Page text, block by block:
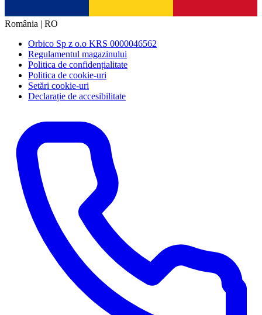
România | RO
Orbico Sp z o.o KRS 0000046562
Regulamentul magazinului
Politica de confidențialitate
Politica de cookie-uri
Setări cookie-uri
Declarație de accesibilitate